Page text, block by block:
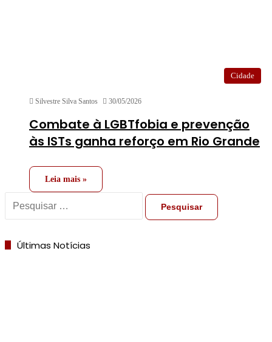
Cidade
Silvestre Silva Santos 30/05/2026
Combate à LGBTfobia e prevenção
às ISTs ganha reforço em Rio Grande
Leia mais »
por:
Últimas Notícias